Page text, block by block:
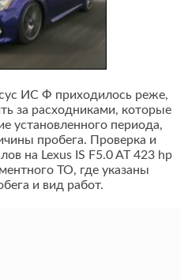
ИС Ф приходилось реже,
за расходниками, которые
установленного периода,
пробега. Проверка и
на Lexus IS F5.0 AT 423 hp
ТО, где указаны
и вид работ.